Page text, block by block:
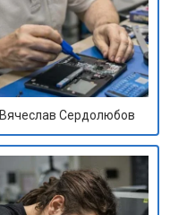
Вячеслав Сердолюбов